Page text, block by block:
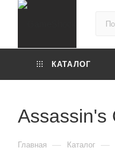
КАТАЛОГ
Assassin's
Главная — Каталог —